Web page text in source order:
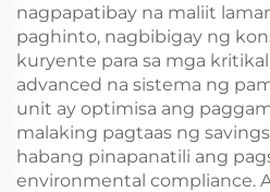
nagpapatibay na maliit
paghinto, nagbibigay ng
kuryente para sa mga
advanced na sistema ng
unit ay optimisa ang
malaking pagtaas ng
habang pinapanatili ang
environmental compliance.